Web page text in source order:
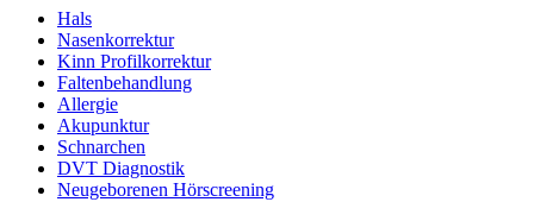
Hals
Nasenkorrektur
Kinn Profilkorrektur
Faltenbehandlung
Allergie
Akupunktur
Schnarchen
DVT Diagnostik
Neugeborenen Hörscreening